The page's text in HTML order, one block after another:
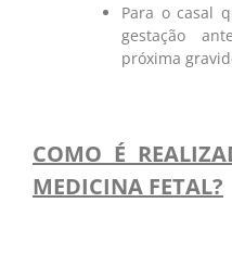
Para o casal
gestação
próxima
COMO É
MEDICINA FETAL?